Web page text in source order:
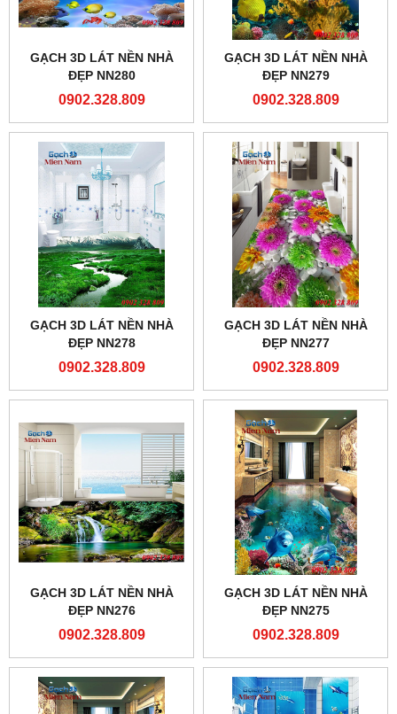
GẠCH 3D LÁT NỀN NHÀ
ĐẸP NN280
0902.328.809
GẠCH 3D LÁT NỀN NHÀ
ĐẸP NN279
0902.328.809
GẠCH 3D LÁT NỀN NHÀ
ĐẸP NN278
0902.328.809
GẠCH 3D LÁT NỀN NHÀ
ĐẸP NN277
0902.328.809
GẠCH 3D LÁT NỀN NHÀ
ĐẸP NN276
0902.328.809
GẠCH 3D LÁT NỀN NHÀ
ĐẸP NN275
0902.328.809